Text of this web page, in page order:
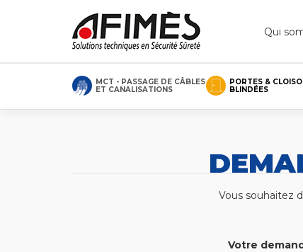
Qui
MCT - PASSAGE DE CÂBLES
ET CANALISATIONS
PORTES &
BLINDÉES
Vous souhaitez
Votre